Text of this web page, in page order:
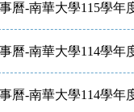
曆-南華大學115學年
曆-南華大學114學年
曆-南華大學114學年